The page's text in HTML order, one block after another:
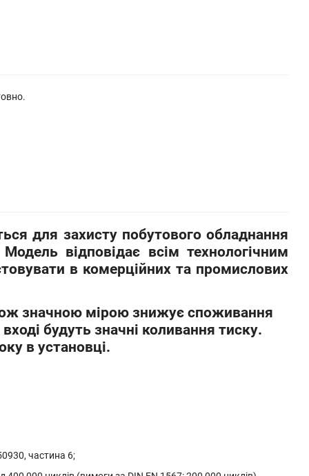
для захисту побутового обладнання
відповідає всім технологічним
в комерційних та промислових
значною мірою знижує споживання
будуть значні коливання тиску.
в установці.
частина 6;